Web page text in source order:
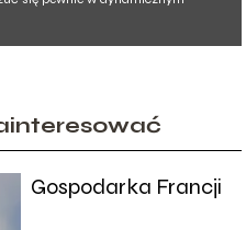
Gospodarka Francji